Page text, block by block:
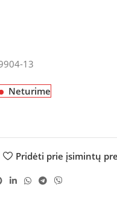
13
Neturime
Pridėti prie įsimintų